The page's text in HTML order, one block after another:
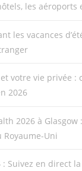
les aéroports
les vacances
et votre vie privée
2026
2026 à
Royaume-Uni
: Suivez en direct